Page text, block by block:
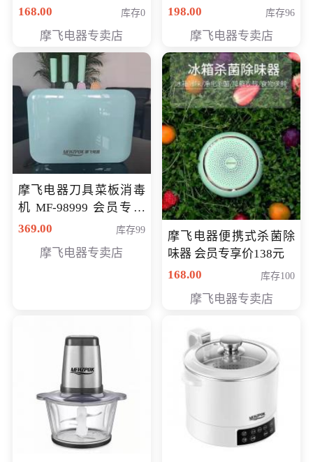
享价138元
168.00 库存0
摩飞电器专卖店
198.00
库存96
摩飞电器专卖店
摩飞电器刀具菜板消毒
机 MF-98999 会员专享
价286元
369.00 库存99
摩飞电器专卖店
摩飞电器便携式杀菌除
味器 会员专享价138元
168.00
库存100
摩飞电器专卖店